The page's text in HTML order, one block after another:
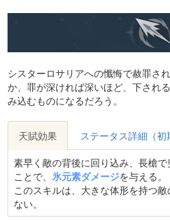
シスターロサリアへの懺悔で赦罪さ
か、罪が深ければ深いほど、下され
み込むものになるだろう。
天賦効果
ステータス詳細（初
素早く敵の背後に回り込み、長槍
ことで、 氷元素ダメージを与える。
このスキルは、大きな体形を持つ
ない。